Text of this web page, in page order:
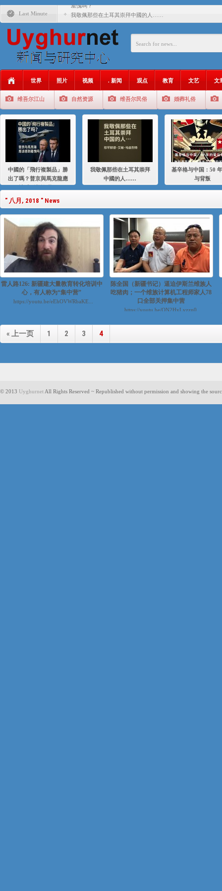
Last Minute
羞愧嗎？
我敬佩那些在土耳其崇拜中國的人……
基辛格与中国：50 年的爱与背叛
年的百年關係
大一统情结使魏京生失去理智 / 伊利夏提
伊利夏提：在自责与内疚中的挣扎
伊利夏提：消失在集中营的红衣女孩
伊利夏提：维吾尔种族灭绝
世界 照片 视频 . 新闻 观点 教育 文艺 文
维吾尔江山 自然资源 维吾尔民俗 婚葬礼俗
中國的「飛行複製品」勝
出了嗎？普京與馬克龍應
我敬佩那些在土耳其崇拜
中國的人……
基辛格与中国：50
与背叛
" 八月, 2018 " News
雷人路126: 新疆建大量教育转化培训中
心，有人称为“集中营”
https://youtu.be/eEhOVWRbaKE...
陈全国（新疆书记）逼迫伊斯兰维族人
吃猪肉；一个维族计算机工程师家人78
口全部关押集中营
https://youtu.be/QN2HxLvzzn0...
« 上一页 1 2 3 4
© 2013 Uyghurnet All Rights Reserved ~ Republished without permission and showing the